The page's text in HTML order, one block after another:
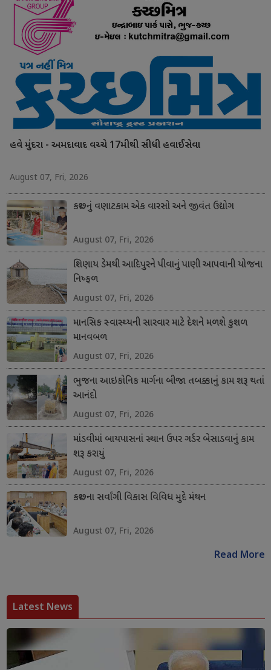
હવે મુંદરા - અમદાવાદ વચ્ચે 17મીથી સીધી હવાઈસેવા
August 07, Fri, 2026
કચ્છનું વણાટકામ એક વારસો અને જીવંત ઉદ્યોગ
August 07, Fri, 2026
શિણાય ડેમથી આદિપુરને પીવાનું પાણી આપવાની યોજના
નિષ્ફળ
August 07, Fri, 2026
માનસિક સ્વાસ્થ્યની સારવાર માટે દેશને મળશે કુશળ
માનવબળ
August 07, Fri, 2026
ભુજના આઇકોનિક માર્ગના બીજા તબક્કાનું કામ શરૂ થતાં
આનંદો
August 07, Fri, 2026
માંડવીમાં બાયપાસનાં સ્થાન ઉપર ગર્ડર બેસાડવાનું કામ
શરૂ કરાયું
August 07, Fri, 2026
કચ્છના સર્વાંગી વિકાસ વિવિધ મુદે મંથન
August 07, Fri, 2026
Read More
Latest News